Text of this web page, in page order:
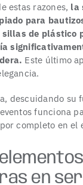
estas razones, la
para
de plástico
Este último
descuidando su
funciona
completo en el
en